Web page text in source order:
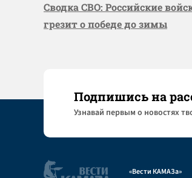
Сводка СВО: Российские
грезит о победе до зимы
Подпишись на
Узнaвай первым о новостях
«Вести КАМАЗа»